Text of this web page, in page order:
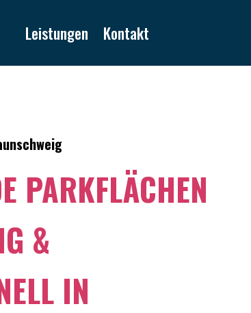
Leistungen Kontakt
PARKFLÄCHEN
&
IN